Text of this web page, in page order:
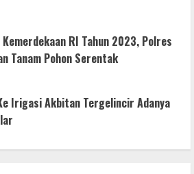
RI Tahun 2023, Polres
Tanam Pohon Serentak
Irigasi Akbitan Tergelincir Adanya